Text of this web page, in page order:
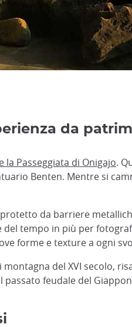
da
la Passeggiata di Onigajo.
Benten. Mentre si
da barriere
del tempo in più per
forme e texture a ogni
del XVI secolo,
feudale del